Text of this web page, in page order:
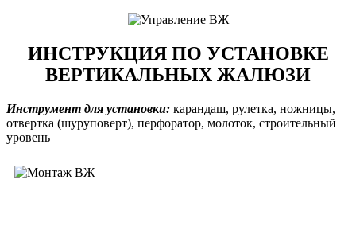
ИНСТРУКЦИЯ ПО УСТАНОВКЕ
ВЕРТИКАЛЬНЫХ ЖАЛЮЗИ
Инструмент для установки: карандаш, рулетка, ножницы,
отвертка (шуруповерт), перфоратор, молоток, строительный
уровень